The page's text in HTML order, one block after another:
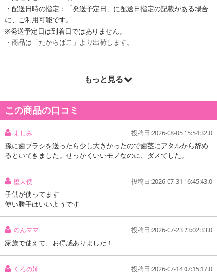
・配送日時の指定：「発送予定日」に配送日指定の記載がある場合
に、ご利用可能です。
※発送予定日は到着日ではありません。
・商品は「たからばこ」より出荷します。
もっと見る
この商品の口コミ
よしみ 投稿日:2026-08-05 15:54:32.0
孫に歯ブラシを送ったら少し大きかったので歯茎にアタルから辞め
るといてきました。せっかくいいモノなのに、ダメでした。
堕天使 投稿日:2026-07-31 16:45:43.0
子供が使ってます
使い勝手はいいようです
のんママ 投稿日:2026-07-23 23:02:33.0
家族で使えて、お得感ありました！
くろの姉 投稿日:2026-07-14 07:15:17.0